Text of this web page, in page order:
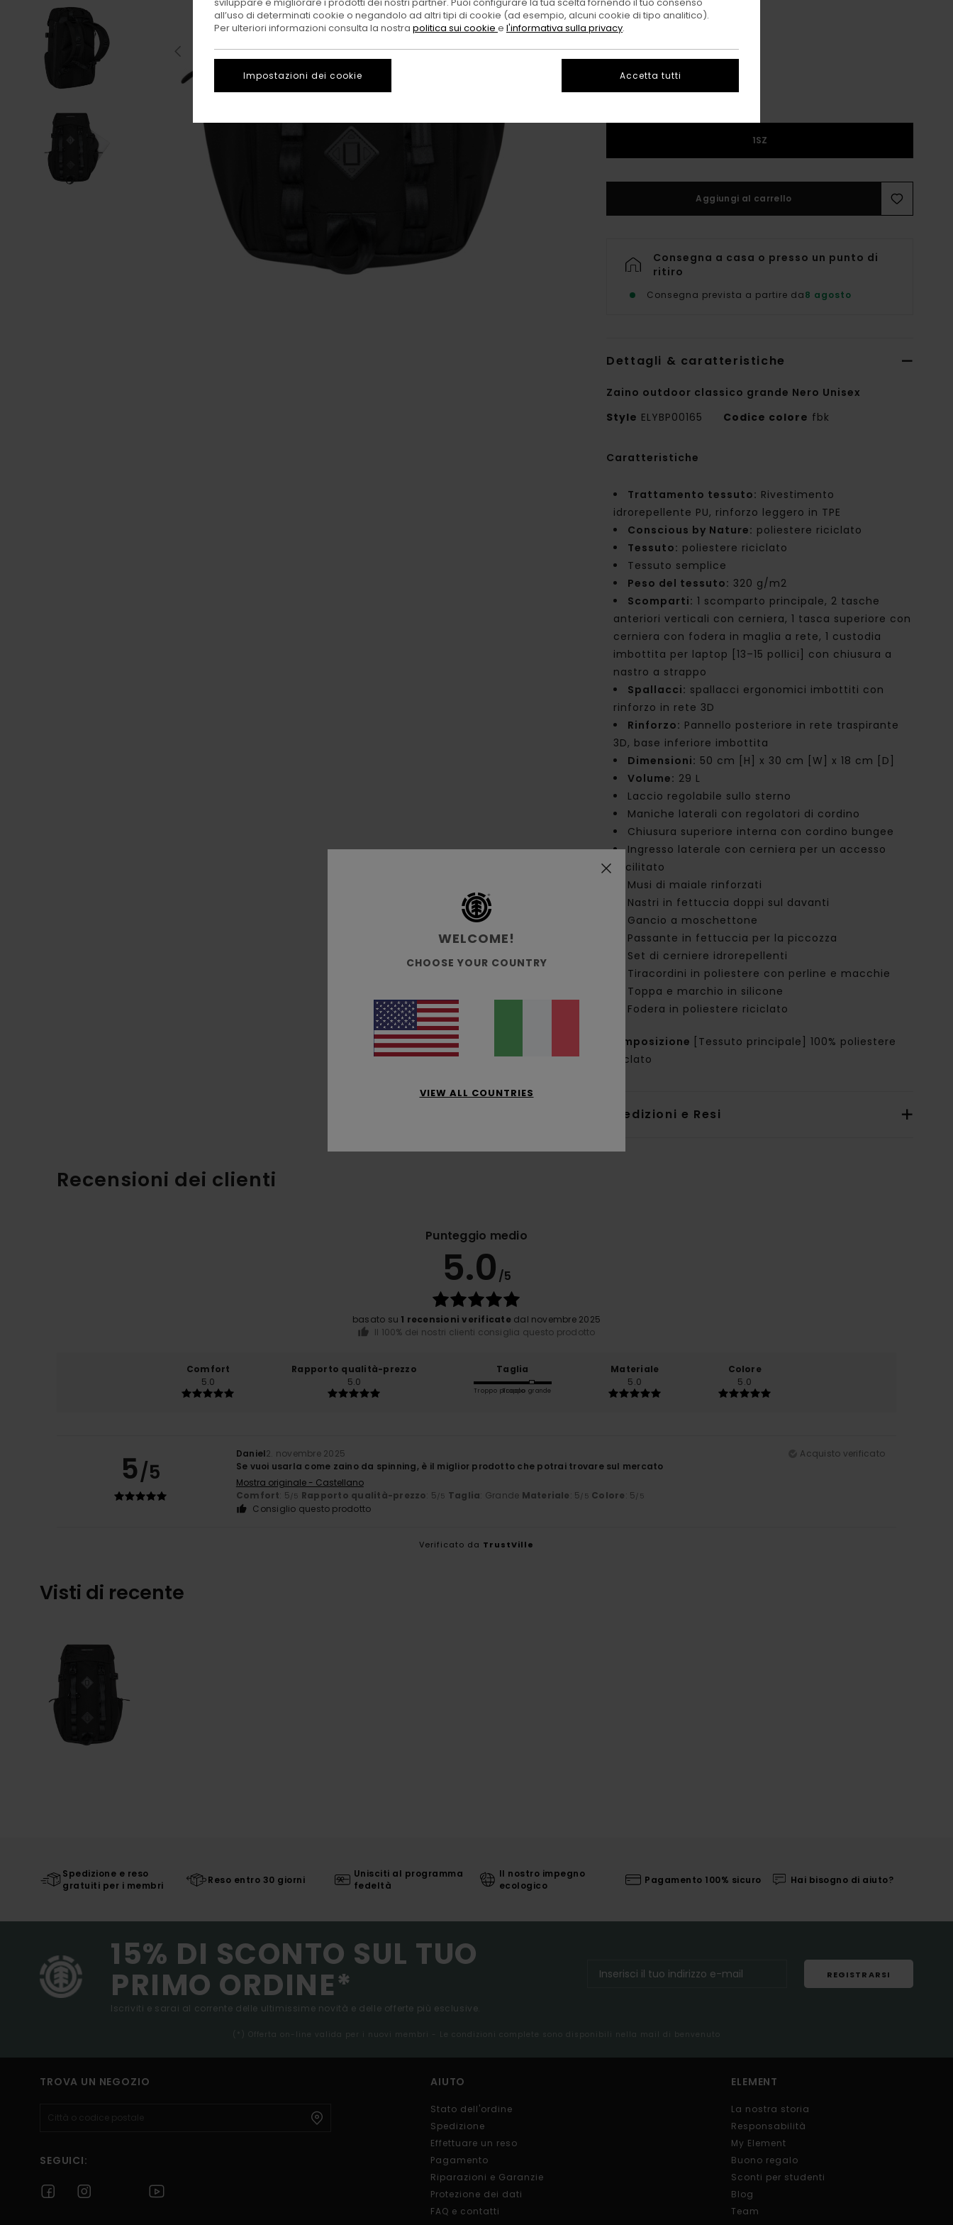
Flint Black
1SZ
Aggiungi al carrello
Consegna a casa o presso un punto di
ritiro
Consegna prevista a partire da8 agosto
Dettagli & caratteristiche
Zaino outdoor classico grande Nero Unisex
Style ELYBP00165 Codice colore fbk
Caratteristiche
Trattamento tessuto: Rivestimento
idrorepellente PU, rinforzo leggero in TPE
Conscious by Nature: poliestere riciclato
Tessuto: poliestere riciclato
Tessuto semplice
Peso del tessuto: 320 g/m2
Scomparti: 1 scomparto principale, 2 tasche
anteriori verticali con cerniera, 1 tasca superiore con
cerniera con fodera in maglia a rete, 1 custodia
imbottita per laptop [13–15 pollici] con chiusura a
nastro a strappo
Spallacci: spallacci ergonomici imbottiti con
rinforzo in rete 3D
Rinforzo: Pannello posteriore in rete traspirante
3D, base inferiore imbottita
Dimensioni: 50 cm [H] x 30 cm [W] x 18 cm [D]
Volume: 29 L
Laccio regolabile sullo sterno
Maniche laterali con regolatori di cordino
Chiusura superiore interna con cordino bungee
Ingresso laterale con cerniera per un accesso
facilitato
Musi di maiale rinforzati
Nastri in fettuccia doppi sul davanti
Gancio a moschettone
Passante in fettuccia per la piccozza
Set di cerniere idrorepellenti
Tiracordini in poliestere con perline e macchie
Toppa e marchio in silicone
Fodera in poliestere riciclato
Composizione
[Tessuto principale] 100% poliestere
riciclato
Spedizioni e Resi
Recensioni dei clienti
Punteggio medio
5.0 /5
basato su 1 recensioni verificatedal novembre 2025
Il 100% dei nostri clienti consiglia questo prodotto
Comfort
5.0
Rapporto qualità-prezzo
5.0
Taglia
Troppo piccoloTroppo grande
Materiale
5.0
Colore
5.0
5/5
Daniel2. novembre 2025
Acquisto verificato
Se vuoi usarla come zaino da spinning, è il miglior prodotto che potrai trovare sul mercato
Mostra originale - Castellano
Comfort: 5/5 Rapporto qualità-prezzo: 5/5 Taglia: Grande Materiale: 5/5 Colore: 5/5
Consiglio questo prodotto
Verificato da TrustVille
Visti di recente
Spedizione e reso
gratuiti per i membri
Reso entro 30 giorni
Unisciti al programma
fedeltà
Il nostro impegno
ecologico
Pagamento 100% sicuro Hai bisogno di aiuto?
15% DI SCONTO SUL TUO
PRIMO ORDINE*
Iscriviti e sarai al corrente delle ultimissime novità e delle offerte più esclusive.
REGISTRARSI
(*) Offerta on-line valida per i nuovi membri - Le condizioni complete sono disponibili nella mail di benvenuto
TROVA UN NEGOZIO
SEGUICI:
AIUTO
Stato dell'ordine
Spedizione
Effettuare un reso
Pagamento
Riparazioni e Garanzie
Protezione dei dati
FAQ e contatti
ELEMENT
La nostra storia
Responsabilità
My Element
Buono regalo
Sconti per studenti
Blog
Team
WELCOME!
CHOOSE YOUR COUNTRY
VIEW ALL COUNTRIES
all’uso di determinati cookie o negandolo ad altri tipi di cookie (ad esempio, alcuni cookie di tipo analitico).
Per ulteriori informazioni consulta la nostra politica sui cookie e l'informativa sulla privacy.
Impostazioni dei cookie Accetta tutti